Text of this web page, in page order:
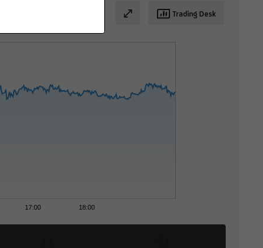
Trading Desk
17:00 18:00